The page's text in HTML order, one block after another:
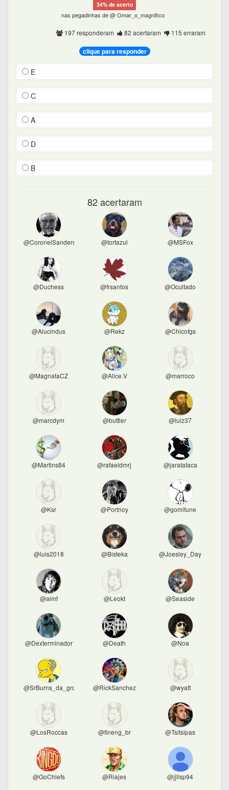
34% de acerto
nas pegadinhas de @ Omar_o_magnifico
197 responderam 82 acertaram 115 erraram
clique para responder
E
C
A
D
B
82 acertaram
@CoronelSanders @tortazul @MSFox
@Duchess @frsantos @Ocultado
@Alucindus @Rekz @Chicofgs
@MagnataCZ @Alice.V @marroco
@marcdym @buttler @luiz37
@Martins84 @rafaeldmrj @jaratataca
@Ksr @Portnoy @gomifune
@luis2018 @Bisteka @Joesley_Day
@almf @Leokt @Seaside
@Dexterminador @Death @Noa
@SrBurns_da_grota @RickSanchez @wyatt
@LosRoccas @fineng_br @Tsitsipas
@GoChiefs @Riajes @jjllsp94